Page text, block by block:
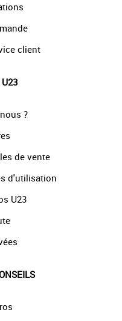
client
?
de vente
d'utilisation
U23